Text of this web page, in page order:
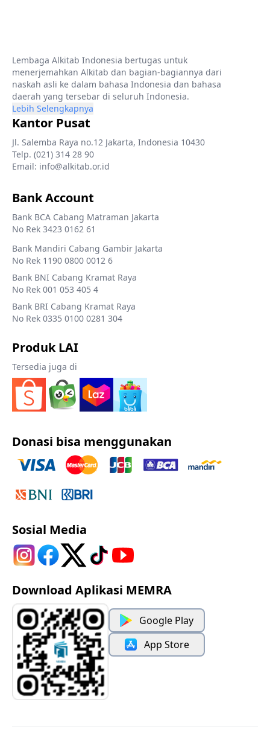
Lembaga Alkitab Indonesia bertugas untuk
menerjemahkan Alkitab dan bagian-bagiannya dari
naskah asli ke dalam bahasa Indonesia dan bahasa
daerah yang tersebar di seluruh Indonesia.
Lebih Selengkapnya
Kantor Pusat
Jl. Salemba Raya no.12 Jakarta, Indonesia 10430
Telp. (021) 314 28 90
Email: info@alkitab.or.id
Bank Account
Bank BCA Cabang Matraman Jakarta
No Rek 3423 0162 61
Bank Mandiri Cabang Gambir Jakarta
No Rek 1190 0800 0012 6
Bank BNI Cabang Kramat Raya
No Rek 001 053 405 4
Bank BRI Cabang Kramat Raya
No Rek 0335 0100 0281 304
Produk LAI
Tersedia juga di
Donasi bisa menggunakan
Sosial Media
Download Aplikasi MEMRA
Google Play
App Store